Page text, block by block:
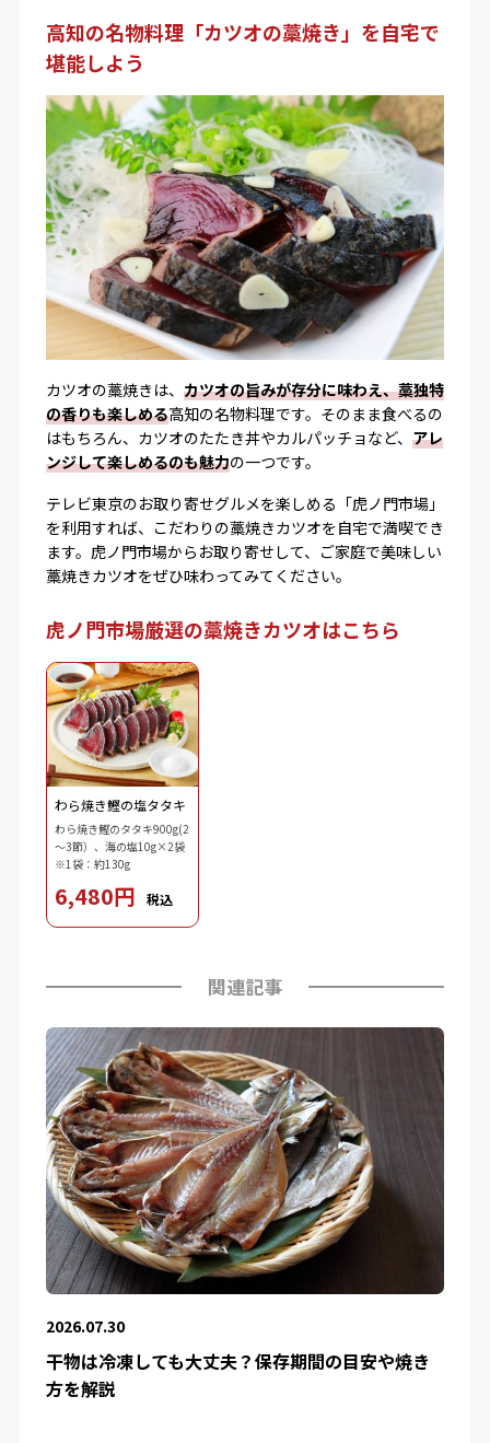
高知の名物料理「カツオの藁焼き」を自宅で
堪能しよう
カツオの藁焼きは、 カツオの旨みが存分に味わえ、藁独特
の香りも楽しめる高知の名物料理です。そのまま食べるの
はもちろん、カツオのたたき丼やカルパッチョなど、 アレ
ンジして楽しめるのも魅力の一つです。
テレビ東京のお取り寄せグルメを楽しめる「虎ノ門市場」
を利用すれば、こだわりの藁焼きカツオを自宅で満喫でき
ます。虎ノ門市場からお取り寄せして、ご家庭で美味しい
藁焼きカツオをぜひ味わってみてください。
虎ノ門市場厳選の藁焼きカツオはこちら
わら焼き鰹の塩タタキ
わら焼き鰹のタタキ900g(2
～3節）、海の塩10g×2袋
※1袋：約130g
6,480円 税込
関連記事
2026.07.30
干物は冷凍しても大丈夫？保存期間の目安や焼き
方を解説